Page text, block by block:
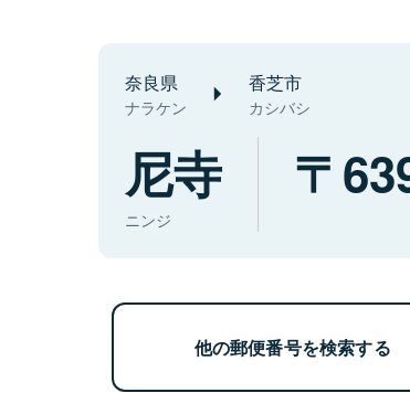
奈良県
ナラケン
香芝市
カシバシ
尼寺
ニンジ
他の郵便番号を検索する